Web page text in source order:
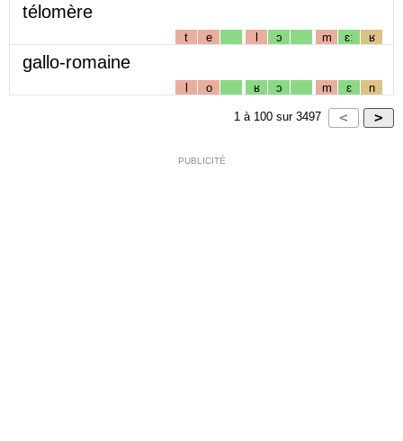
télomère
t e l ɔ m ɛː ʁ
gallo-romaine
l o ʁ ɔ m ɛ n
1 à 100 sur 3497
PUBLICITÉ